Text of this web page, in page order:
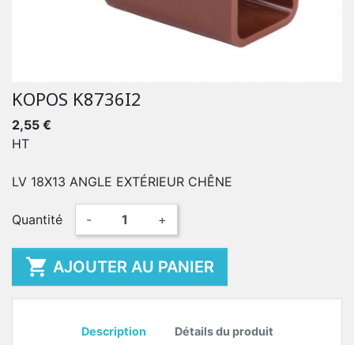
KOPOS K8736I2
2,55 €
HT
LV 18X13 ANGLE EXTÉRIEUR CHÊNE
Quantité - +
 AJOUTER AU PANIER
Description Détails du produit